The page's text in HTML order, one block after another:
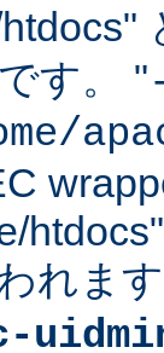
す。 "
れま